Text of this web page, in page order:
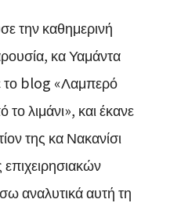
την καθημερινή
κα Υαμάντα
το blog «Λαμπερό
λιμάνι», και έκανε
της κα Νακανίσι
επιχειρησιακών
αναλυτικά αυτή τη